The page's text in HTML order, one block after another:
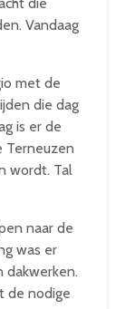
Vandaag
met de
die dag
is er de
Terneuzen
wordt. Tal
naar de
was er
dakwerken.
de nodige